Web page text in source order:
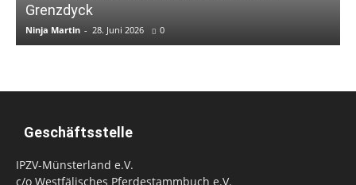
Grenzdyck
Ninja Martin - 28. Juni 2026 0
Geschäftsstelle
IPZV-Münsterland e.V.
c/o Westfälisches Pferdestammbuch e.V.